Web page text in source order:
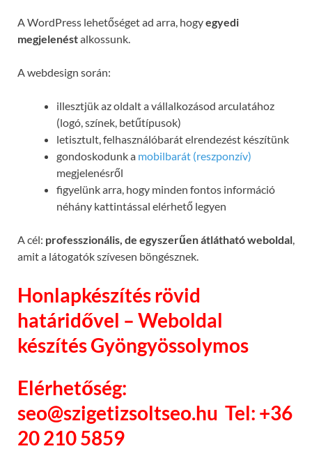
A WordPress lehetőséget ad arra, hogyegyedi
megjelenéstalkossunk.
A webdesign során:
illesztjük az oldalt a vállalkozásod arculatához
(logó, színek, betűtípusok)
letisztult, felhasználóbarát elrendezést készítünk
gondoskodunk a mobilbarát (reszponzív)
megjelenésről
figyelünk arra, hogy minden fontos információ
néhány kattintással elérhető legyen
A cél: professzionális, de egyszerűen átlátható weboldal,
amit a látogatók szívesen böngésznek.
Honlapkészítés rövid
határidővel – Weboldal
készítés Gyöngyössolymos
Elérhetőség:
seo@szigetizsoltseo.hu Tel: +36
20 210 5859